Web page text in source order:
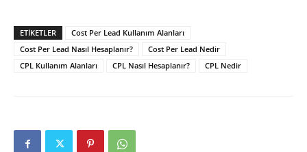
ETIKETLER
Cost Per Lead Kullanım Alanları
Cost Per Lead Nasıl Hesaplanır?
Cost Per Lead Nedir
CPL Kullanım Alanları
CPL Nasıl Hesaplanır? CPL Nedir